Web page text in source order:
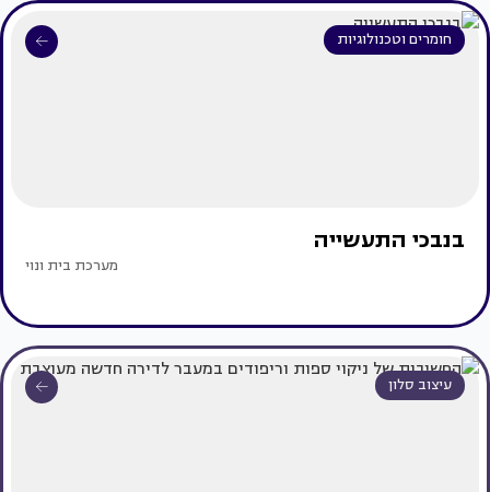
חומרים וטכנולוגיות
בנבכי התעשייה
מערכת בית ונוי
עיצוב סלון